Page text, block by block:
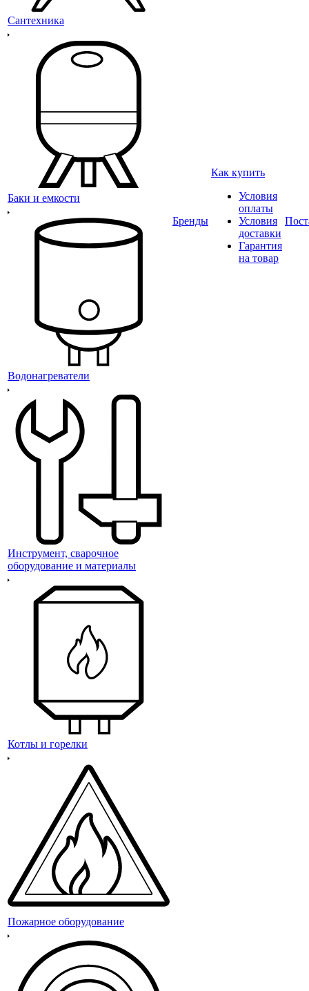
Сантехника
Баки и емкости
Водонагреватели
Инструмент, сварочное
оборудование и материалы
Котлы и горелки
Пожарное оборудование
Бренды
Как купить
Условия
оплаты
Условия
доставки
Гарантия
на товар